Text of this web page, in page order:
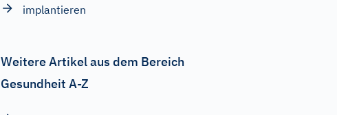
implantieren
Weitere Artikel aus dem Bereich
Gesundheit A-Z